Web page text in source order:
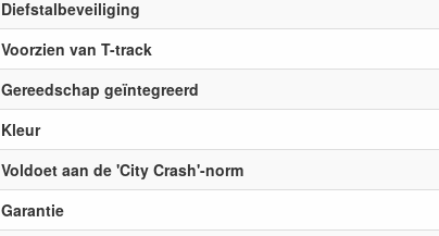
Diefstalbeveiliging
Voorzien van T-track
Gereedschap geïntegreerd
Kleur
Voldoet aan de 'City Crash'-norm
Garantie